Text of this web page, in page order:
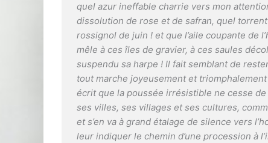
quel azur ineffable charrie vers mon
dissolution de rose et de safran, quel
rossignol de juin ! et que l’aile coupante de
mêle à ces îles de gravier, à ces saules
suspendu sa harpe ! Il fait semblant de
tout marche joyeusement et
écrit que la poussée irrésistible ne cesse
ses villes, ses villages et ses cultures,
et s’en va à grand étalage de silence vers
leur indiquer le chemin d’une procession à